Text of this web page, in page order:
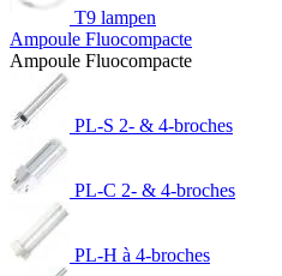
T9 lampen
Ampoule Fluocompacte
Ampoule Fluocompacte
PL-S 2- & 4-broches
PL-C 2- & 4-broches
PL-H à 4-broches